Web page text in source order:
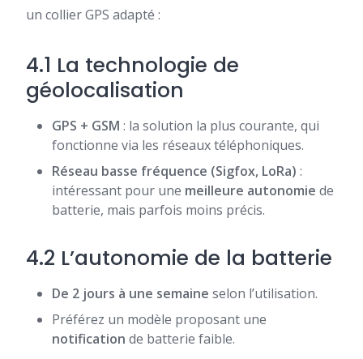
un collier GPS adapté :
4.1 La technologie de
géolocalisation
GPS + GSM : la solution la plus courante, qui
fonctionne via les réseaux téléphoniques.
Réseau basse fréquence (Sigfox, LoRa) :
intéressant pour une meilleure autonomie de
batterie, mais parfois moins précis.
4.2 L’autonomie de la batterie
De 2 jours à une semaine selon l’utilisation.
Préférez un modèle proposant une
notification de batterie faible.